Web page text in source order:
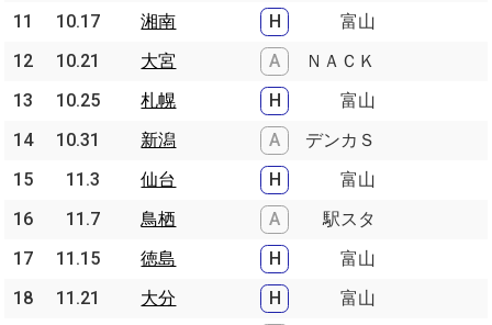
11
10.17 湘南 H
富山
12
10.21 大宮 A
ＮＡＣＫ
13
10.25 札幌 H
富山
14
10.31 新潟 A
デンカＳ
15
11.3 仙台 H
富山
16
11.7 鳥栖 A
駅スタ
17
11.15 徳島 H
富山
18
11.21 大分 H
富山
11
10.17
湘南
12
10.21
大宮
13
10.25
札幌
14
10.31
新潟
15
11.3
仙台
16
11.7
鳥栖
17
11.15
徳島
18
11.21
大分